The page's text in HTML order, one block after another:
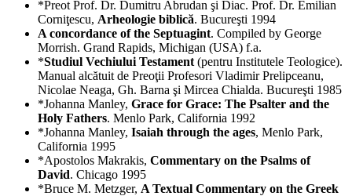
*Preot Prof. Dr. Dumitru Abrudan şi Diac. Prof. Dr. Emilian
Corniţescu, Arheologie biblică. Bucureşti 1994
A concordance of the Septuagint. Compiled by George
Morrish. Grand Rapids, Michigan (USA) f.a.
*Studiul Vechiului Testament (pentru Institutele Teologice).
Manual alcătuit de Preoţii Profesori Vladimir Prelipceanu,
Nicolae Neaga, Gh. Barna şi Mircea Chialda. Bucureşti 1985
*Johanna Manley, Grace for Grace: The Psalter and the
Holy Fathers. Menlo Park, California 1992
*Johanna Manley, Isaiah through the ages, Menlo Park,
California 1995
*Apostolos Makrakis, Commentary on the Psalms of
David. Chicago 1995
*Bruce M. Metzger, A Textual Commentary on the Greek